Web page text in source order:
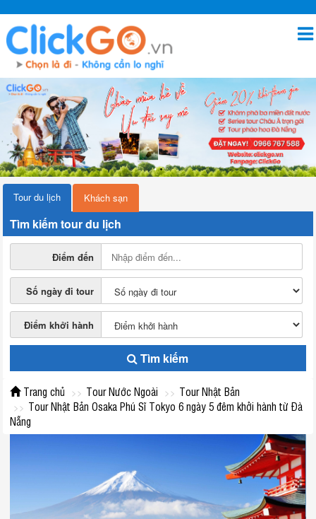
Tour du lịch Khách sạn
Tìm kiếm tour du lịch
Điểm đến
Số ngày đi tour
Điểm khởi hành
Tìm kiếm
Trang chủ Tour Nước Ngoài
Tour Nhật Bản
Tour Nhật Bản Osaka Phú Sĩ Tokyo 6 ngày 5 đêm khởi hành từ Đà
Nẵng